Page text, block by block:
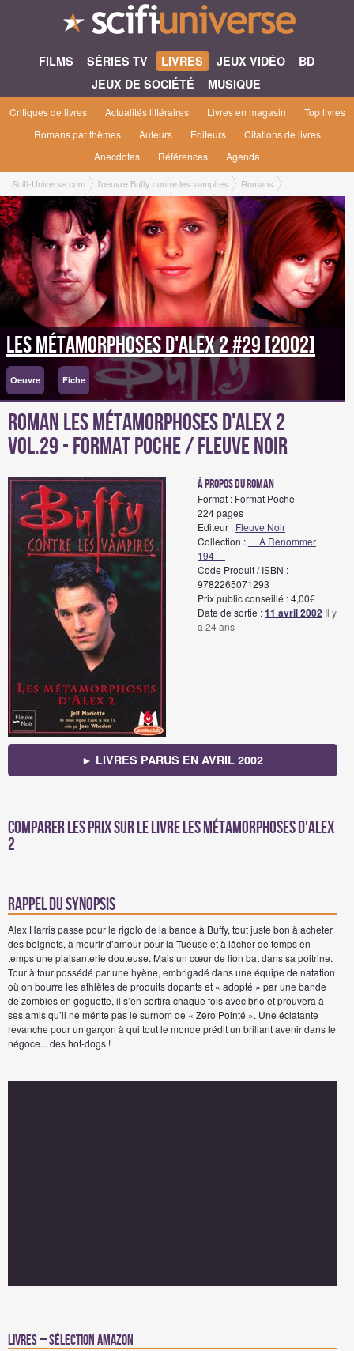
FILMS SÉRIES TV LIVRES JEUX VIDÉO
BD
JEUX DE SOCIÉTÉ
MUSIQUE
Critiques de livres Actualités littéraires Livres en magasin
Top livres
Romans par thèmes
Auteurs Editeurs
Citations de livres
Anecdotes
Références Agenda
Scifi-Universe.com l'oeuvre Buffy contre les vampires
Romans
Les métamorphoses d'Alex 2 #29 [2002]
Editions
Roman Format Poche [Fleuve Noir, avril 2002]
Les métamorphoses d'Alex 2 #29 [2002]
Oeuvre Fiche
Roman Les métamorphoses d'Alex 2
Vol.29 - Format Poche / Fleuve Noir
à propos du roman
Format : Format Poche
224 pages
Editeur : Fleuve Noir
Collection :
__A Renommer
194__
Code Produit / ISBN :
9782265071293
Prix public conseillé : 4,00€
Date de sortie :11 avril 2002 Il y
a 24 ans
► LIVRES PARUS EN AVRIL 2002
Comparer les prix sur Le livre Les métamorphoses d'Alex
2
Rappel du synopsis
Alex Harris passe pour le rigolo de la bande à Buffy, tout juste bon à acheter
des beignets, à mourir d’amour pour la Tueuse et à lâcher de temps en
temps une plaisanterie douteuse. Mais un cœur de lion bat dans sa poitrine.
Tour à tour possédé par une hyène, embrigadé dans une équipe de natation
où on bourre les athlètes de produits dopants et « adopté » par une bande
de zombies en goguette, il s’en sortira chaque fois avec brio et prouvera à
ses amis qu’il ne mérite pas le surnom de « Zéro Pointé ». Une éclatante
revanche pour un garçon à qui tout le monde prédit un brillant avenir dans le
négoce... des hot-dogs !
Livres – Sélection Amazon